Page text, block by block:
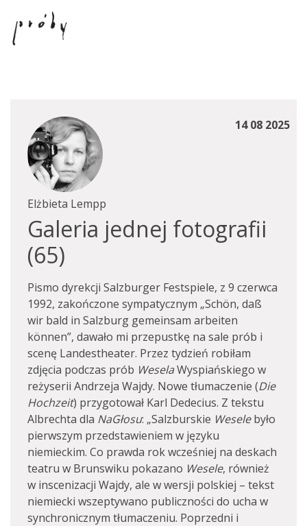
14 08 2025
Elżbieta Lempp
Galeria jednej fotografii
(65)
Pismo dyrekcji Salzburger Festspiele, z 9 czerwca
1992, zakończone sympatycznym „Schön, daß
wir bald in Salzburg gemeinsam arbeiten
können”, dawało mi przepustkę na sale prób i
scenę Landestheater. Przez tydzień robiłam
zdjęcia podczas prób WeselaWyspiańskiego w
reżyserii Andrzeja Wajdy. Nowe tłumaczenie (Die
Hochzeit) przygotował Karl Dedecius. Z tekstu
Albrechta dla NaGłosu: „Salzburskie Weselebyło
pierwszym przedstawieniem w języku
niemieckim. Co prawda rok wcześniej na deskach
teatru w Brunswiku pokazano Wesele, również
w inscenizacji Wajdy, ale w wersji polskiej – tekst
niemiecki wszeptywano publiczności do ucha w
synchronicznym tłumaczeniu. Poprzedni i